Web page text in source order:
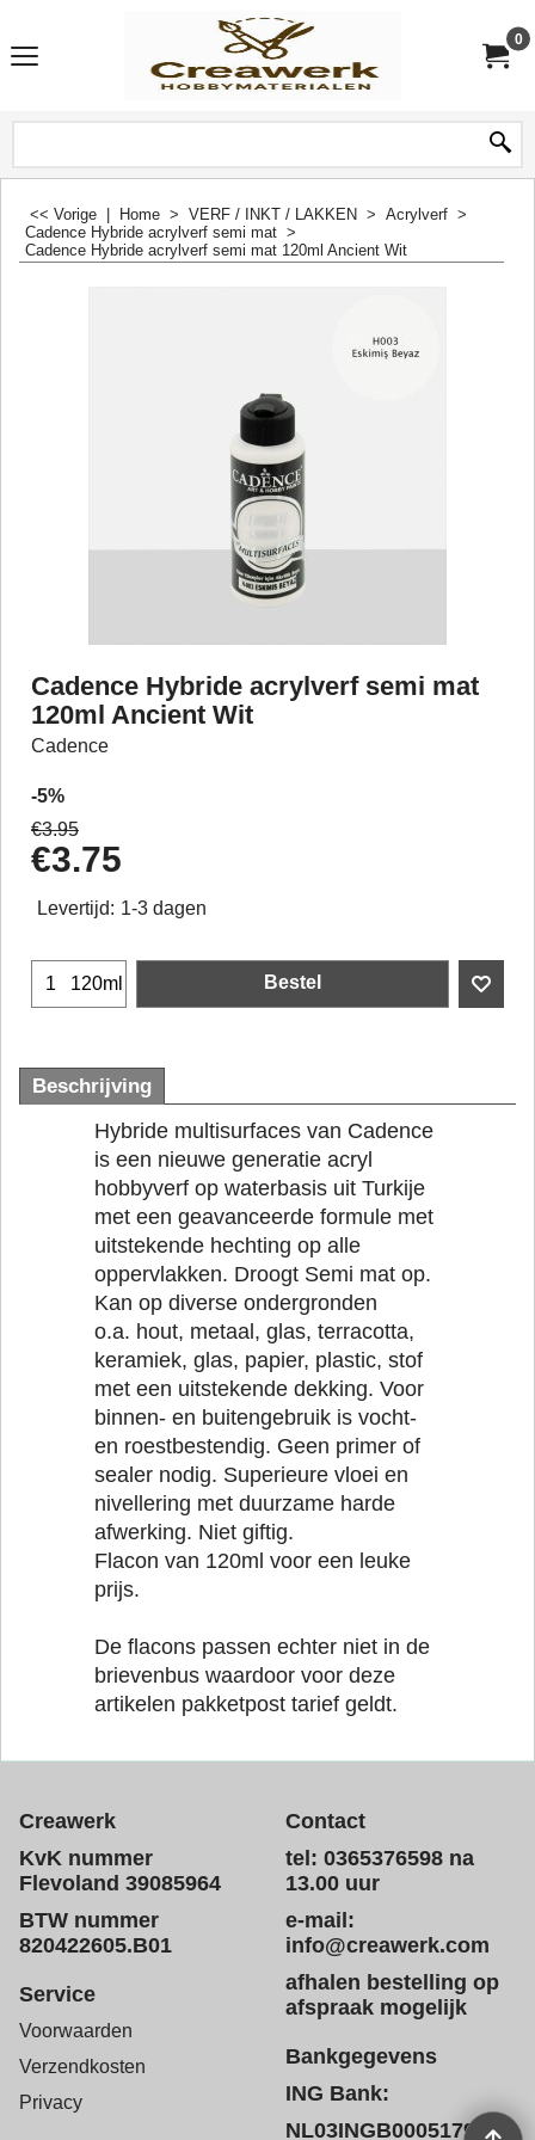
0
<< Vorige Home > VERF / INKT / LAKKEN > Acrylverf >
Cadence Hybride acrylverf semi mat >
Cadence Hybride acrylverf semi mat 120ml Ancient Wit
Cadence Hybride acrylverf semi mat
120ml Ancient Wit
Cadence
-5%
€3.95
€3.75
Levertijd: 1-3 dagen
120ml Bestel
Beschrijving
Hybride multisurfaces van Cadence
is een nieuwe generatie acryl
hobbyverf op waterbasis uit Turkije
met een geavanceerde formule met
uitstekende hechting op alle
oppervlakken. Droogt Semi mat op.
Kan op diverse ondergronden
o.a. hout, metaal, glas, terracotta,
keramiek, glas, papier, plastic, stof
met een uitstekende dekking. Voor
binnen- en buitengebruik is vocht-
en roestbestendig. Geen primer of
sealer nodig. Superieure vloei en
nivellering met duurzame harde
afwerking. Niet giftig.
Flacon van 120ml voor een leuke
prijs.
De flacons passen echter niet in de
brievenbus waardoor voor deze
artikelen pakketpost tarief geldt.
Creawerk
KvK nummer
Flevoland 39085964
BTW nummer
820422605.B01
Contact
tel: 0365376598 na
13.00 uur
e-mail:
info@creawerk.com
afhalen bestelling op
afspraak mogelijk
Service
Voorwaarden
Verzendkosten
Privacy
Bankgegevens
ING Bank:
NL03INGB0005179572